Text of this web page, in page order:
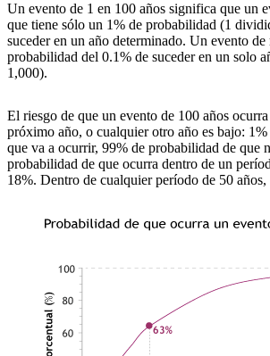
Un evento de 1 en 100 años significa que un
que tiene sólo un 1% de probabilidad (1
suceder en un año determinado. Un evento
probabilidad del 0.1% de suceder en un solo
1,000).
El riesgo de que un evento de 100 años
próximo año, o cualquier otro año es bajo:
que va a ocurrir, 99% de probabilidad de que
probabilidad de que ocurra dentro de un
18%. Dentro de cualquier período de 50 años,